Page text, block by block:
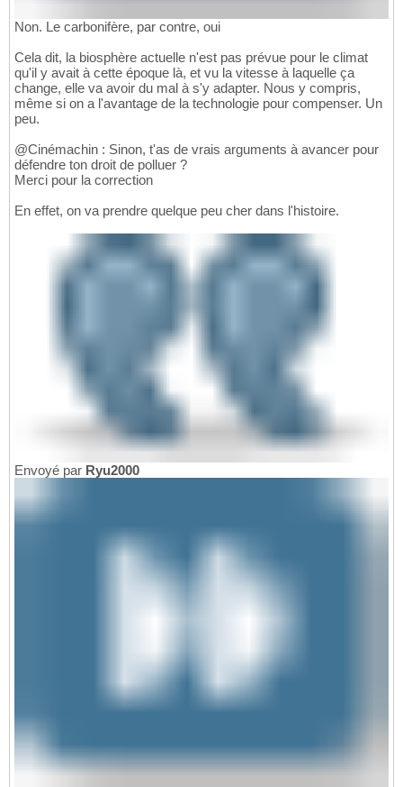
Non. Le carbonifère, par contre, oui
Cela dit, la biosphère actuelle n'est pas prévue pour le climat
qu'il y avait à cette époque là, et vu la vitesse à laquelle ça
change, elle va avoir du mal à s'y adapter. Nous y compris,
même si on a l'avantage de la technologie pour compenser. Un
peu.
@Cinémachin : Sinon, t'as de vrais arguments à avancer pour
défendre ton droit de polluer ?
Merci pour la correction
En effet, on va prendre quelque peu cher dans l'histoire.
Envoyé par Ryu2000